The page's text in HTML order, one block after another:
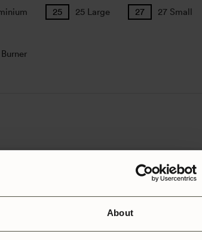
About
25 Large 27 Small
2 stjärnor